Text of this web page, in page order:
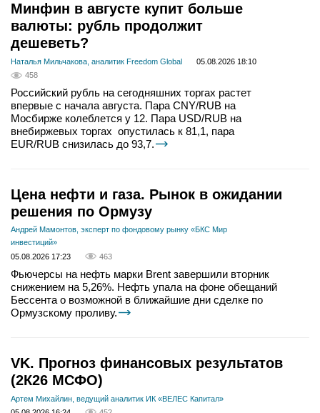
Минфин в августе купит больше
валюты: рубль продолжит
дешеветь?
Наталья Мильчакова, аналитик Freedom Global
05.08.2026 18:10
458
Российский рубль на сегодняшних торгах растет
впервые с начала августа. Пара CNY/RUB на
Мосбирже колеблется у 12. Пара USD/RUB на
внебиржевых торгах опустилась к 81,1, пара
EUR/RUB снизилась до 93,7.
Цена нефти и газа. Рынок в ожидании
решения по Ормузу
Андрей Мамонтов, эксперт по фондовому рынку «БКС Мир
инвестиций»
05.08.2026 17:23
463
Фьючерсы на нефть марки Brent завершили вторник
снижением на 5,26%. Нефть упала на фоне обещаний
Бессента о возможной в ближайшие дни сделке по
Ормузскому проливу.
VK. Прогноз финансовых результатов
(2К26 МСФО)
Артем Михайлин, ведущий аналитик ИК «ВЕЛЕС Капитал»